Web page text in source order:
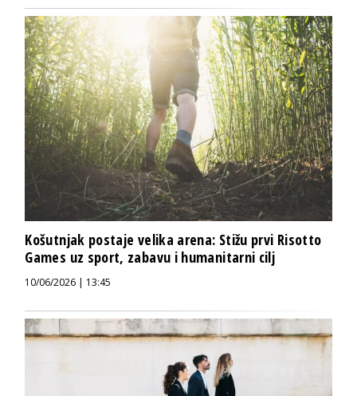
Košutnjak postaje velika arena: Stižu prvi Risotto
Games uz sport, zabavu i humanitarni cilj
10/06/2026 | 13:45